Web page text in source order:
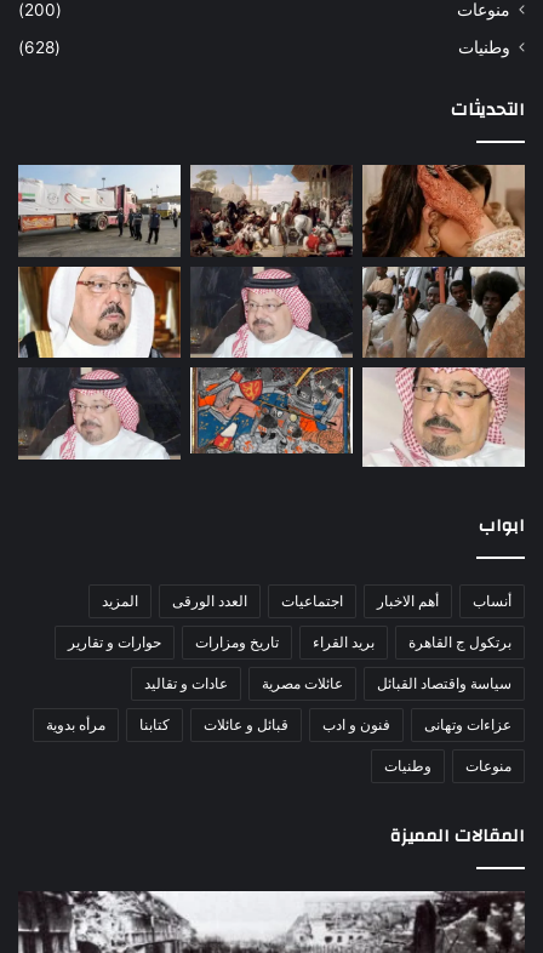
منوعات
(200)
وطنيات
(628)
التحديثات
ابواب
أنساب أهم الاخبار اجتماعيات العدد الورقى المزيد
برتكول ج القاهرة بريد القراء تاريخ ومزارات حوارات و تقارير
سياسة واقتصاد القبائل عائلات مصرية عادات و تقاليد
عزاءات وتهانى فنون و ادب قبائل و عائلات كتابنا مرأه بدوية
منوعات وطنيات
المقالات المميزة
اللواء
دكتور